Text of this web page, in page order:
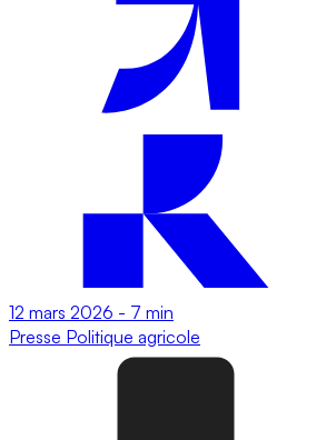
12 mars 2026 - 7 min
Presse Politique agricole